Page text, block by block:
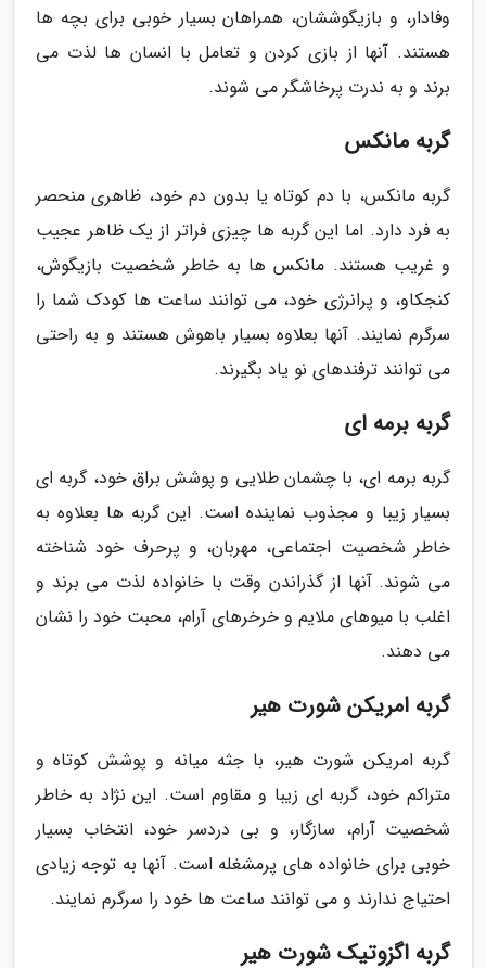
وفادار، و بازیگوششان، همراهان بسیار خوبی برای بچه ها
هستند. آنها از بازی کردن و تعامل با انسان ها لذت می
برند و به ندرت پرخاشگر می شوند.
گربه مانکس
گربه مانکس، با دم کوتاه یا بدون دم خود، ظاهری منحصر
به فرد دارد. اما این گربه ها چیزی فراتر از یک ظاهر عجیب
و غریب هستند. مانکس ها به خاطر شخصیت بازیگوش،
کنجکاو، و پرانرژی خود، می توانند ساعت ها کودک شما را
سرگرم نمایند. آنها بعلاوه بسیار باهوش هستند و به راحتی
می توانند ترفندهای نو یاد بگیرند.
گربه برمه ای
گربه برمه ای، با چشمان طلایی و پوشش براق خود، گربه ای
بسیار زیبا و مجذوب نماینده است. این گربه ها بعلاوه به
خاطر شخصیت اجتماعی، مهربان، و پرحرف خود شناخته
می شوند. آنها از گذراندن وقت با خانواده لذت می برند و
اغلب با میوهای ملایم و خرخرهای آرام، محبت خود را نشان
می دهند.
گربه امریکن شورت هیر
گربه امریکن شورت هیر، با جثه میانه و پوشش کوتاه و
متراکم خود، گربه ای زیبا و مقاوم است. این نژاد به خاطر
شخصیت آرام، سازگار، و بی دردسر خود، انتخاب بسیار
خوبی برای خانواده های پرمشغله است. آنها به توجه زیادی
احتیاج ندارند و می توانند ساعت ها خود را سرگرم نمایند.
گربه اگزوتیک شورت هیر